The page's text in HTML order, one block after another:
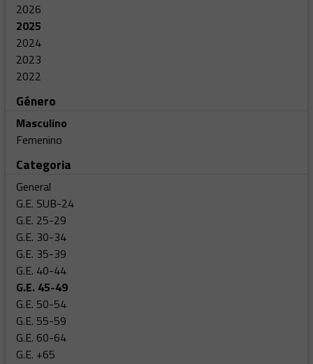
2026
2025
2024
2023
2022
Género
Masculino
Femenino
Categoria
General
G.E. SUB-24
G.E. 25-29
G.E. 30-34
G.E. 35-39
G.E. 40-44
G.E. 45-49
G.E. 50-54
G.E. 55-59
G.E. 60-64
G.E. +65